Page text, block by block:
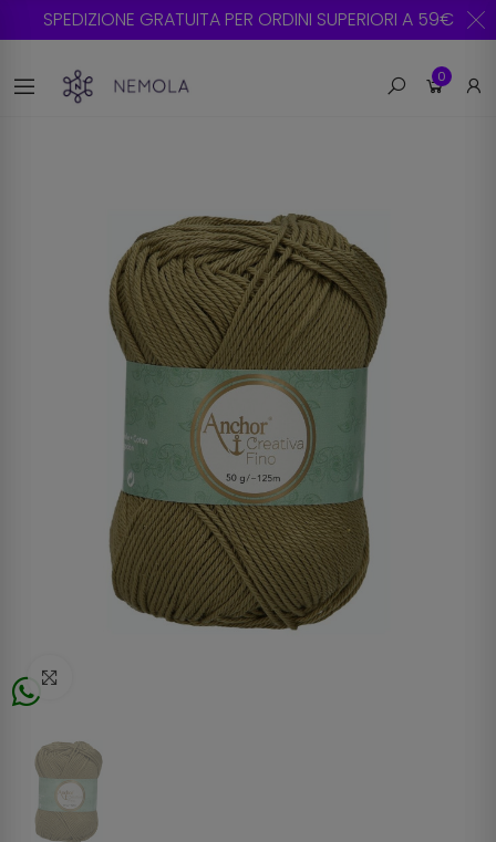
SPEDIZIONE GRATUITA PER ORDINI SUPERIORI A 59€
0